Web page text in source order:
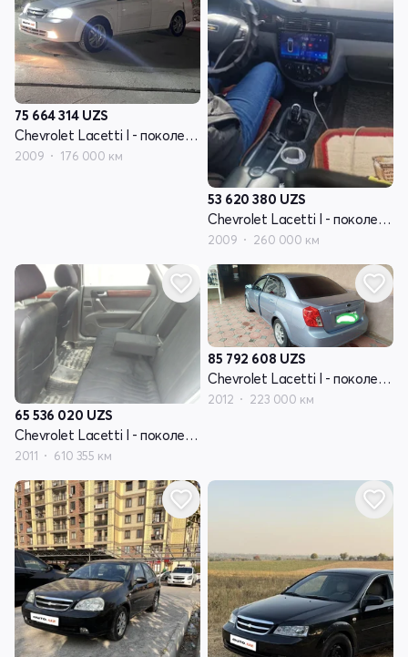
75 664 314 UZS
Chevrolet Lacetti I - поколение
2009 176 000 км
53 620 380 UZS
Chevrolet Lacetti I - поколение
2009 260 000 км
65 536 020 UZS
Chevrolet Lacetti I - поколение
2011 610 355 км
85 792 608 UZS
Chevrolet Lacetti I - поколение
2012 223 000 км